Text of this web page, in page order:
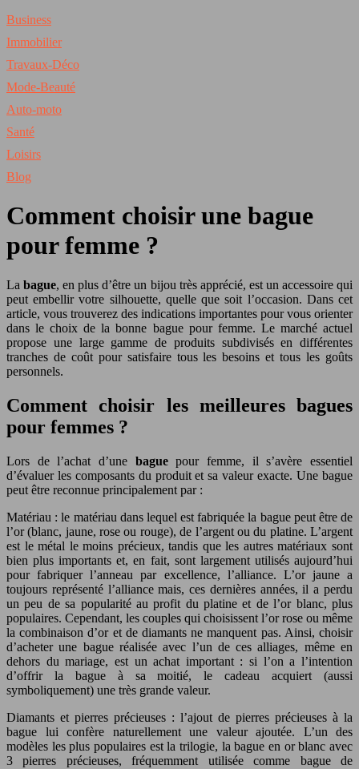
Business
Immobilier
Travaux-Déco
Mode-Beauté
Auto-moto
Santé
Loisirs
Blog
Comment choisir une bague
pour femme ?
Labague, en plus d’être un bijou très apprécié, est un accessoire qui
peut embellir votre silhouette, quelle que soit l’occasion. Dans cet
article, vous trouverez des indications importantes pour vous orienter
dans le choix de la bonne bague pour femme. Le marché actuel
propose une large gamme de produits subdivisés en différentes
tranches de coût pour satisfaire tous les besoins et tous les goûts
personnels.
Comment choisir les meilleures bagues
pour femmes ?
Lors de l’achat d’une baguepour femme, il s’avère essentiel
d’évaluer les composants du produit et sa valeur exacte. Une bague
peut être reconnue principalement par :
Matériau : le matériau dans lequel est fabriquée la bague peut être de
l’or (blanc, jaune, rose ou rouge), de l’argent ou du platine. L’argent
est le métal le moins précieux, tandis que les autres matériaux sont
bien plus importants et, en fait, sont largement utilisés aujourd’hui
pour fabriquer l’anneau par excellence, l’alliance. L’or jaune a
toujours représenté l’alliance mais, ces dernières années, il a perdu
un peu de sa popularité au profit du platine et de l’or blanc, plus
populaires. Cependant, les couples qui choisissent l’or rose ou même
la combinaison d’or et de diamants ne manquent pas. Ainsi, choisir
d’acheter une bague réalisée avec l’un de ces alliages, même en
dehors du mariage, est un achat important : si l’on a l’intention
d’offrir la bague à sa moitié, le cadeau acquiert (aussi
symboliquement) une très grande valeur.
Diamants et pierres précieuses : l’ajout de pierres précieuses à la
bague lui confère naturellement une valeur ajoutée. L’un des
modèles les plus populaires est la trilogie, la bague en or blanc avec
3 pierres précieuses, fréquemment utilisée comme bague de